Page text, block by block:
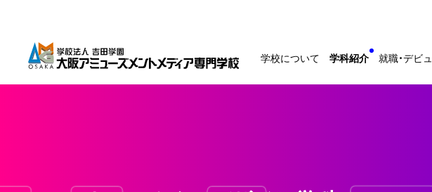
学校について 学科紹介 就職・デビ